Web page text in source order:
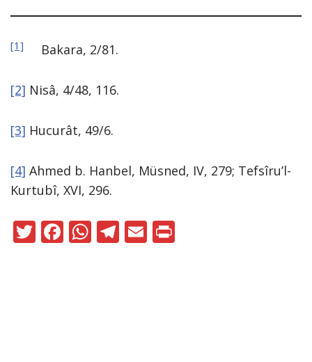
[1] Bakara, 2/81.
[2] Nisâ, 4/48, 116.
[3] Hucurât, 49/6.
[4] Ahmed b. Hanbel, Müsned, IV, 279; Tefsîru’l-
Kurtubî, XVI, 296.
T F W T E